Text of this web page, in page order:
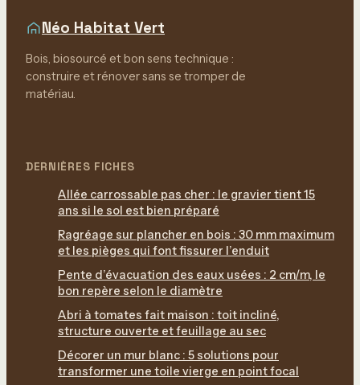
Néo Habitat Vert
Bois, biosourcé et bon sens technique :
construire et rénover sans se tromper de
matériau.
DERNIÈRES FICHES
Allée carrossable pas cher : le gravier tient 15
ans si le sol est bien préparé
Ragréage sur plancher en bois : 30 mm maximum
et les pièges qui font fissurer l’enduit
Pente d’évacuation des eaux usées : 2 cm/m, le
bon repère selon le diamètre
Abri à tomates fait maison : toit incliné,
structure ouverte et feuillage au sec
Décorer un mur blanc : 5 solutions pour
transformer une toile vierge en point focal